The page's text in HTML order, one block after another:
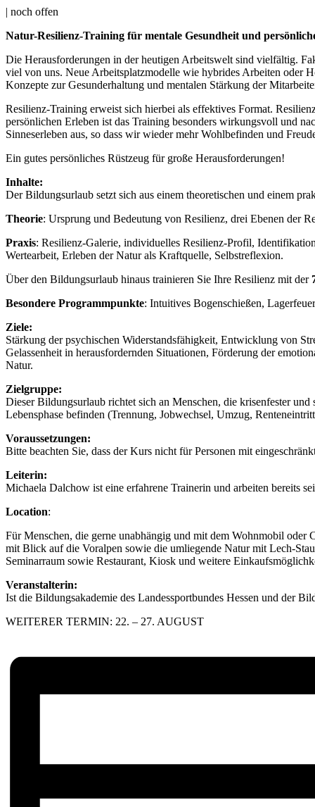
| noch offen
Natur-Resilienz-Training für mentale Gesundheit und
Die Herausforderungen in der heutigen Arbeitswelt sind vielfältig.
viel von uns. Neue Arbeitsplatzmodelle wie hybrides Arbeiten oder
Konzepte zur Gesunderhaltung und mentalen Stärkung der
Resilienz-Training erweist sich hierbei als effektives Format.
persönlichen Erleben ist das Training besonders wirkungsvoll und
Sinneserleben aus, so dass wir wieder mehr Wohlbefinden und
Ein gutes persönliches Rüstzeug für große Herausforderungen!
Inhalte:
Der Bildungsurlaub setzt sich aus einem theoretischen und einem
Theorie: Ursprung und Bedeutung von Resilienz, drei Ebenen der
Praxis: Resilienz-Galerie, individuelles Resilienz-Profil,
Wertearbeit, Erleben der Natur als Kraftquelle, Selbstreflexion.
Über den Bildungsurlaub hinaus trainieren Sie Ihre Resilienz mit der
Besondere Programmpunkte: Intuitives Bogenschießen,
Ziele:
Stärkung der psychischen Widerstandsfähigkeit, Entwicklung von
Gelassenheit in herausfordernden Situationen, Förderung der
Natur.
Zielgruppe:
Dieser Bildungsurlaub richtet sich an Menschen, die krisenfester
Lebensphase befinden (Trennung, Jobwechsel, Umzug,
Voraussetzungen:
Bitte beachten Sie, dass der Kurs nicht für Personen mit
Leiterin:
Michaela Dalchow ist eine erfahrene Trainerin und arbeiten bereits
Location:
Für Menschen, die gerne unabhängig und mit dem Wohnmobil oder
mit Blick auf die Voralpen sowie die umliegende Natur mit Lech-
Seminarraum sowie Restaurant, Kiosk und weitere
Veranstalterin:
Ist die Bildungsakademie des Landessportbundes Hessen und der
WEITERER TERMIN: 22. – 27. AUGUST